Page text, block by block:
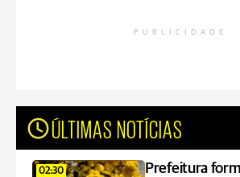
PUBLICIDADE
ÚLTIMAS NOTÍCIAS
02:30
Prefeitura